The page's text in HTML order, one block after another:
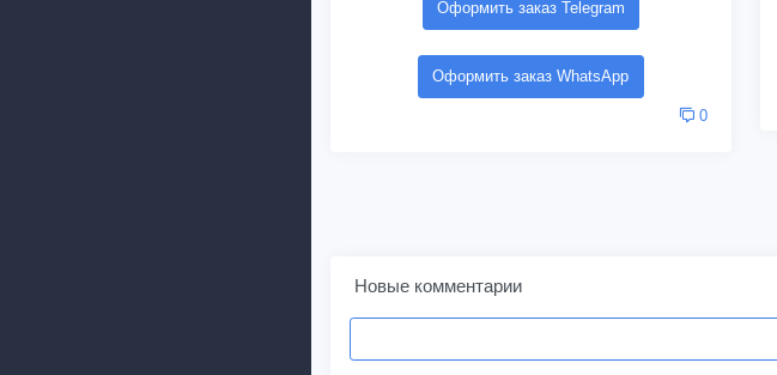
Оформить заказ Telegram
Оформить заказ WhatsApp
0
Новые комментарии